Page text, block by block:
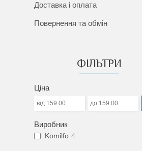
Доставка і оплата
Повернення та обмін
ФІЛЬТРИ
Ціна
Виробник
Komilfo 4